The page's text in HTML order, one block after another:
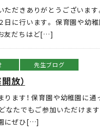
だきありがとうございます
日に行います。 保育園や幼稚
友だちはど[…]
先生ブログ
放）
ます！ 保育園や幼稚園に通
たでもご参加いただけます
にぜひ[…]